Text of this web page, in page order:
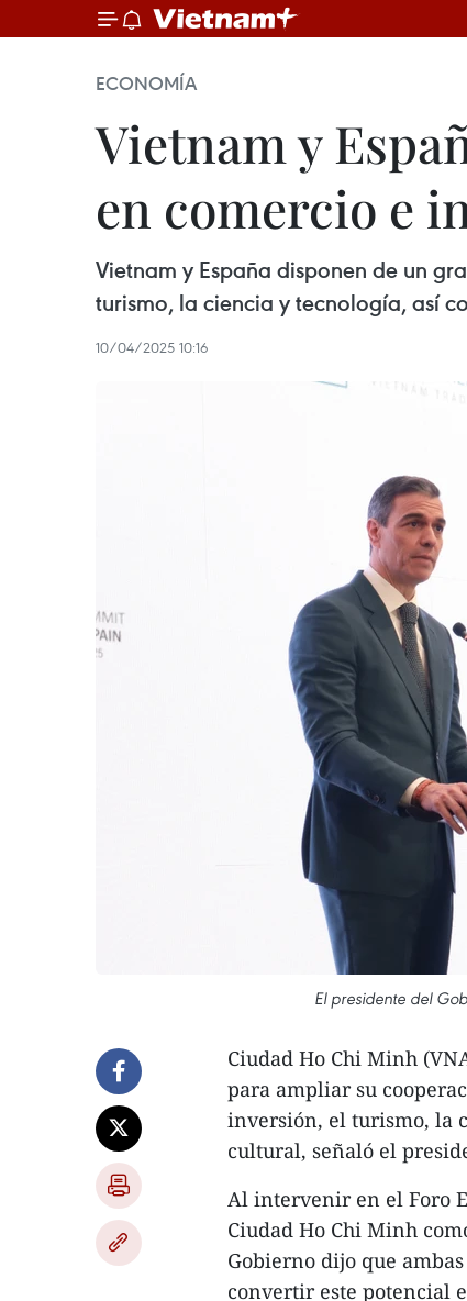
ECONOMÍA
Vietnam y
en comercio e
Vietnam y España disponen de un
turismo, la ciencia y tecnología, así
10/04/2025 10:16
El presidente del
Ciudad Ho Chi Minh
para ampliar su
inversión, el turismo, la
cultural, señaló el
Al intervenir en el Foro
Ciudad Ho Chi Minh
Gobierno dijo que
convertir este potencial